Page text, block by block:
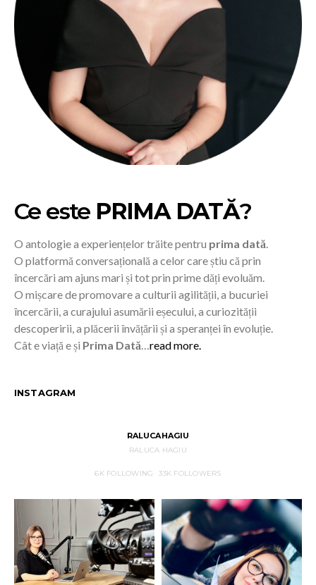
Ce este PRIMA DATĂ?
O antologie a experiențelor trăite pentru prima dată.
O platformă conversațională a celor care știu că prin
încercări am ajuns mari și tot prin prime dăți evoluăm.
O mișcare de promovare a culturii agilității, a bucuriei
încercării, a curajului asumării eșecului, a curiozității
descoperirii, a plăcerii învățării și a speranței în evoluție.
Cât e viață e și Prima Dată…read more.
INSTAGRAM
RALUCAHAGIU
RALUCA HAGIU
6KFOLLOWING 33K FOLLOWERS